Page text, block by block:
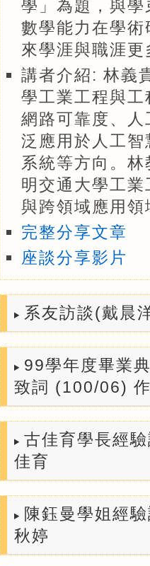
學」為題，與
數學能力在學
來學涯與職涯
講者介紹: 林義
學工業工程與
網路可靠度、
泛應用於人工
系統等方向。
明交通大學工
與跨領域應用
完整分享文章
座談分享影片
系友訪談(戴晨
99學年度畢業
致詞 (100/06)
古佳育學長經
佳育
陳鈺曼學姐經
秋婷